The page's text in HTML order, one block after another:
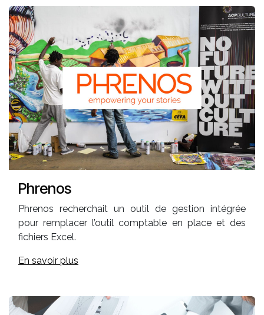
Phrenos
Phrenos recherchait un outil de gestion intégrée
pour remplacer l’outil comptable en place et des
fichiers Excel.
En savoir plus